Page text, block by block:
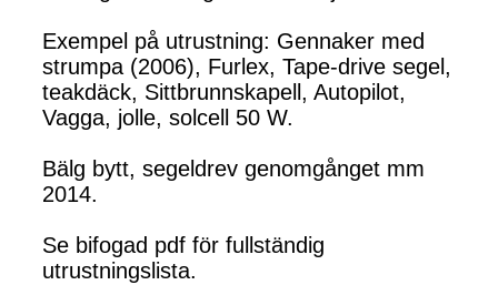
Exempel på utrustning: Gennaker med
strumpa (2006), Furlex, Tape-drive segel,
teakdäck, Sittbrunnskapell, Autopilot,
Vagga, jolle, solcell 50 W.
Bälg bytt, segeldrev genomgånget mm
2014.
Se bifogad pdf för fullständig
utrustningslista.